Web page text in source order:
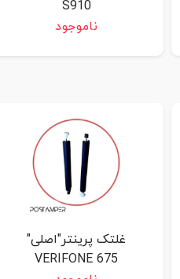
S910
ناموجود
غلتک پرینتر"اصلی"
VERIFONE 675